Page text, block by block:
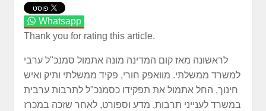
Whatsapp
Thank you for rating this article.
לראשונה מאז קום המדינה מונה אתמול סמנכ"ל ערבי
למשרד ממשלתי. מוואפק חורי, פקיד ממשלתי ותיק ואיש
חינוך, החל אתמול את תפקידו כסמנכ"ל לתרבות ערבית
במשרד לענייני תרבות, מדע וספורט, לאחר שזכה במכרז